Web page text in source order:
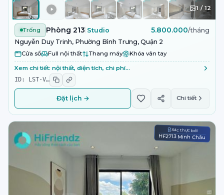
1 / 12
Trống Phòng 213 Studio 5.800.000/tháng
Nguyễn Duy Trinh, Phường Bình Trưng, Quận 2
Cửa sổ Full nội thất Thang máy Khóa vân tay
Xem chi tiết: nội thất, diện tích, chi phí…
ID:
LST-V…
Đặt lịch → Chi tiết
Xác thực bởi
HF2713 Minh Châu